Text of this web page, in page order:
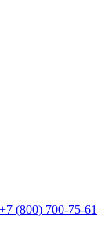
+7 (800) 700-75-61